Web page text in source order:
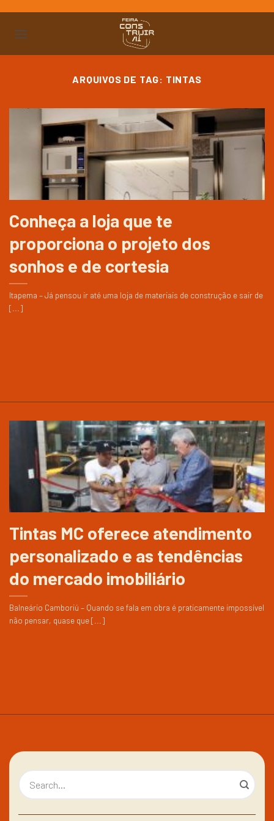
para
ARQUIVOS DE TAG: TINTAS
Conheça a loja que te
proporciona o projeto dos
sonhos e de cortesia
Itapema – Já pensou ir até uma loja de materiais de construção e sair de
[...]
Tintas MC oferece atendimento
personalizado e as tendências
do mercado imobiliário
Balneário Camboriú – Quando se fala em obra é praticamente impossível
não pensar, quase que [...]